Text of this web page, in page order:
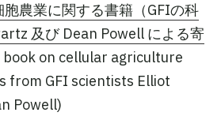
農業に関する書籍（GFIの科
及び Dean Powell による寄
book on cellular agriculture
from GFI scientists Elliot
Powell)